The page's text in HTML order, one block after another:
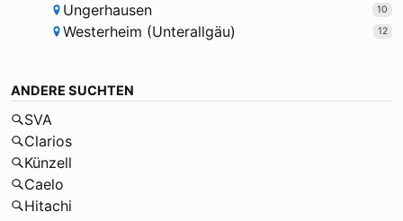
Ungerhausen 10
Westerheim (Unterallgäu) 12
ANDERE SUCHTEN
SVA
Clarios
Künzell
Caelo
Hitachi